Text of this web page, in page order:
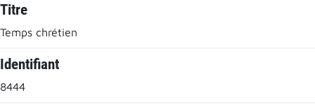
Titre
Temps chrétien
Identifiant
8444